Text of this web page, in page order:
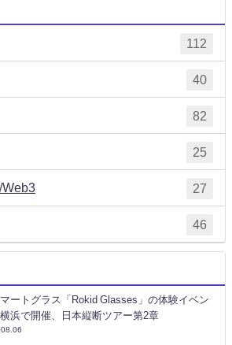
112
40
82
25
46
Web3 27
ートグラス「Rokid Glasses」の体験イベン
横浜で開催、日本縦断ツアー第2章